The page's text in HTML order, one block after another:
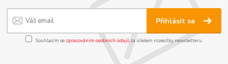
Přihlásit se
Souhlasím se zpracováním osobních údajůza účelem rozesílky newsletteru.